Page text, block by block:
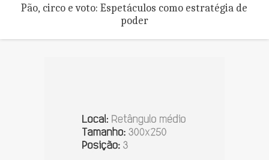
Pão, circo e voto: Espetáculos como estratégia de
poder